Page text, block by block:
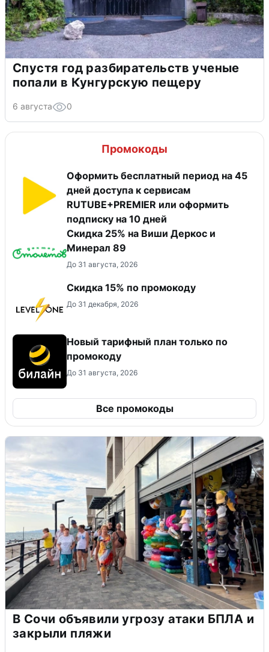
Спустя год разбирательств ученые
попали в Кунгурскую пещеру
6 августа 0
Промокоды
Оформить бесплатный период на 45
дней доступа к сервисам
RUTUBE+PREMIER или оформить
подписку на 10 дней
Скидка 25% на Виши Деркос и
Минерал 89
До 31 августа, 2026
Скидка 15% по промокоду
До 31 декабря, 2026
Новый тарифный план только по
промокоду
До 31 августа, 2026
Все промокоды
В Сочи объявили угрозу атаки БПЛА и
закрыли пляжи